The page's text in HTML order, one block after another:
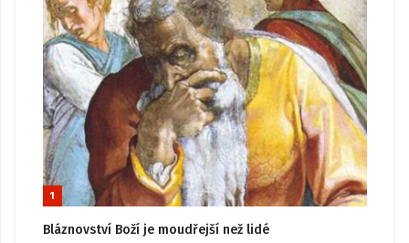
1
Bláznovství Boží je moudřejší než lidé